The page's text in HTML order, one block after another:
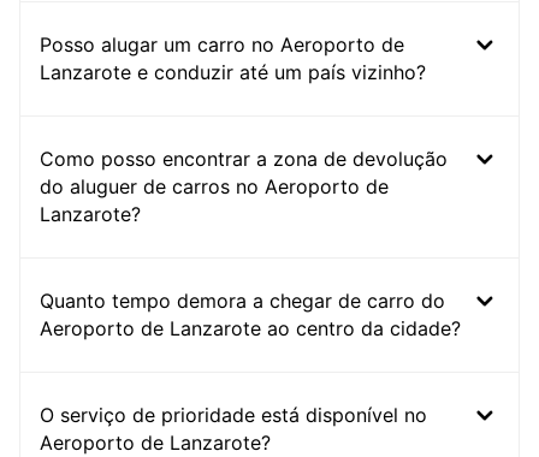
Posso alugar um carro no Aeroporto de
Lanzarote e conduzir até um país vizinho?
Como posso encontrar a zona de devolução
do aluguer de carros no Aeroporto de
Lanzarote?
Quanto tempo demora a chegar de carro do
Aeroporto de Lanzarote ao centro da cidade?
O serviço de prioridade está disponível no
Aeroporto de Lanzarote?